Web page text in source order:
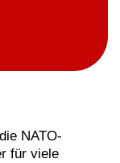
NATO-
für viele